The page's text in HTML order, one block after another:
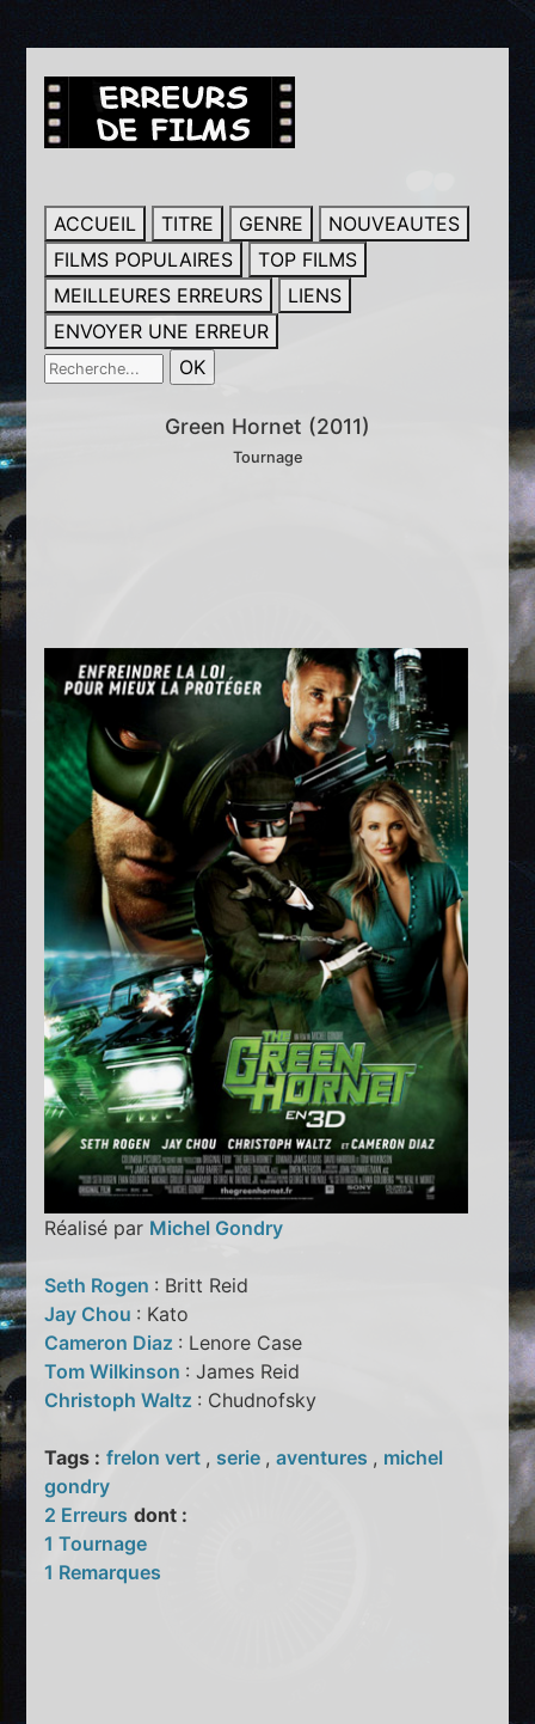
ACCUEIL TITRE GENRE
NOUVEAUTES
FILMS POPULAIRES
TOP FILMS
MEILLEURES ERREURS
LIENS
ENVOYER UNE ERREUR
Green Hornet (2011)
Tournage
Réalisé par Michel Gondry
Seth Rogen : Britt Reid
Jay Chou : Kato
Cameron Diaz : Lenore Case
Tom Wilkinson : James Reid
Christoph Waltz : Chudnofsky
Tags : frelon vert , serie ,aventures , michel
gondry
2 Erreurs dont :
1 Tournage
1 Remarques